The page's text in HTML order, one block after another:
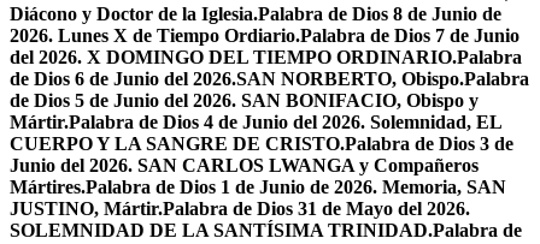
Diácono y Doctor de la Iglesia.Palabra de Dios 8 de Junio de
2026. Lunes X de Tiempo Ordiario.Palabra de Dios 7 de Junio
del 2026. X DOMINGO DEL TIEMPO ORDINARIO.Palabra
de Dios 6 de Junio del 2026.SAN NORBERTO, Obispo.Palabra
de Dios 5 de Junio del 2026. SAN BONIFACIO, Obispo y
Mártir.Palabra de Dios 4 de Junio del 2026. Solemnidad, EL
CUERPO Y LA SANGRE DE CRISTO.Palabra de Dios 3 de
Junio del 2026. SAN CARLOS LWANGA y Compañeros
Mártires.Palabra de Dios 1 de Junio de 2026. Memoria, SAN
JUSTINO, Mártir.Palabra de Dios 31 de Mayo del 2026.
SOLEMNIDAD DE LA SANTÍSIMA TRINIDAD.Palabra de